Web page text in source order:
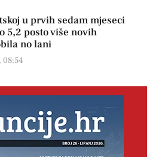
u prvih sedam mjeseci
5,2 posto više novih
no lani
08:54